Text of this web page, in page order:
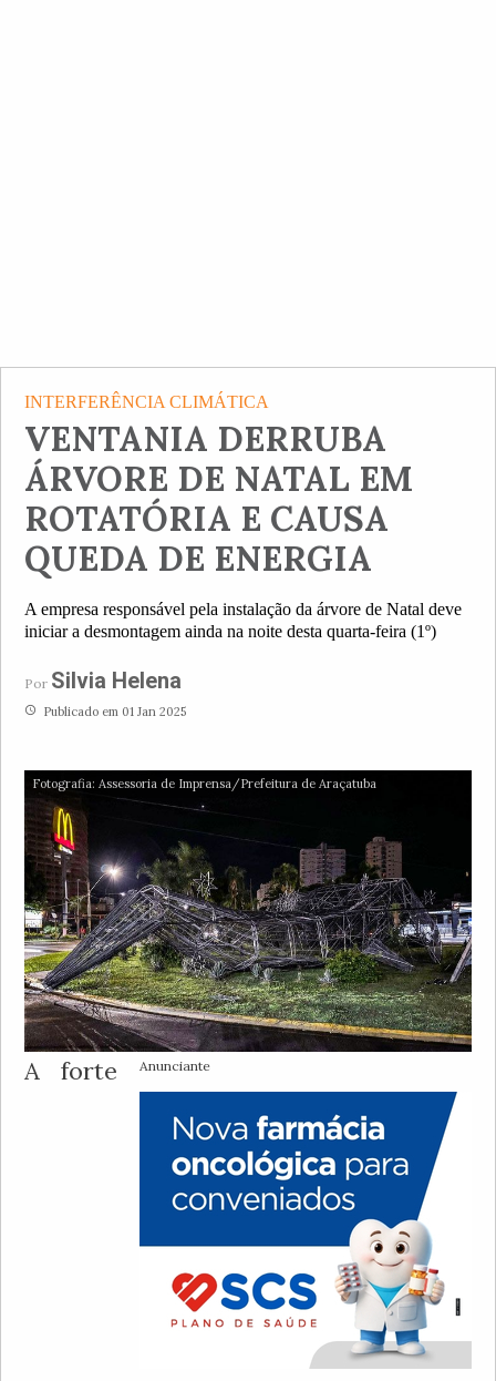
INTERFERÊNCIA CLIMÁTICA
VENTANIA DERRUBA
ÁRVORE DE NATAL EM
ROTATÓRIA E CAUSA
QUEDA DE ENERGIA
A empresa responsável pela instalação da árvore de Natal deve
iniciar a desmontagem ainda na noite desta quarta-feira (1º)
Por Silvia Helena
access_time Publicado em 01 Jan 2025
Fotografia: Assessoria de Imprensa/Prefeitura de Araçatuba
Anunciante
A forte